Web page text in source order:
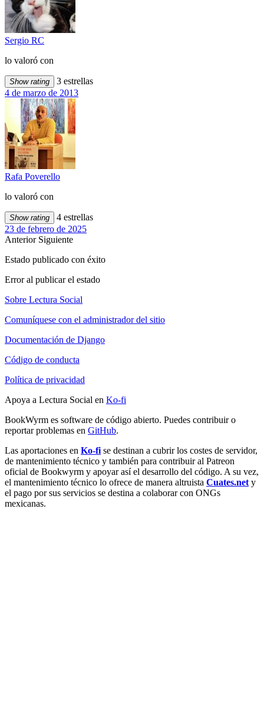
Sergio RC
lo valoró con
Show rating
3 estrellas
4 de marzo de 2013
Rafa Poverello
lo valoró con
Show rating
4 estrellas
23 de febrero de 2025
Anterior Siguiente
Estado publicado con éxito
Error al publicar el estado
Sobre Lectura Social
Comuníquese con el administrador del sitio
Documentación de Django
Código de conducta
Política de privacidad
Apoya a Lectura Social en Ko-fi
BookWyrm es software de código abierto. Puedes contribuir o
reportar problemas en GitHub.
Las aportaciones en Ko-fi se destinan a cubrir los costes de servidor,
de mantenimiento técnico y también para contribuir al Patreon
oficial de Bookwyrm y apoyar así el desarrollo del código. A su vez,
el mantenimiento técnico lo ofrece de manera altruista Cuates.net y
el pago por sus servicios se destina a colaborar con ONGs
mexicanas.